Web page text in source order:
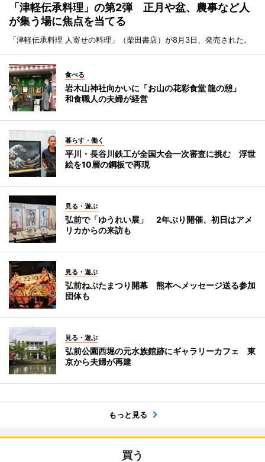
「津軽伝承料理」の第2弾 正月や盆、農事など人
が集う場に焦点を当てる
「津軽伝承料理 人寄せの料理」（柴田書店）が8月3日、発売された。
食べる
岩木山神社向かいに「お山の花彩食堂 龍の憩」
和食職人の夫婦が経営
暮らす・働く
平川・長谷川鉄工が全国大会一次審査に挑む 浮世
絵を10層の鋼板で再現
見る・遊ぶ
弘前で「ゆうれい展」 2年ぶり開催、初日はアメ
リカからの来訪も
見る・遊ぶ
弘前ねぷたまつり開幕 熊本へメッセージ送る参加
団体も
見る・遊ぶ
弘前公園西堀の元水族館跡にギャラリーカフェ 東
京から夫婦が再建
もっと見る
買う